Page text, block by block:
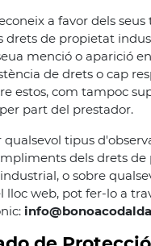
a favor dels seus
drets de propietat
menció o aparició
de drets o cap
estos, com tampoc
part del prestador.
qualsevol tipus
dels drets
o sobre
lloc web, pot fer-lo a